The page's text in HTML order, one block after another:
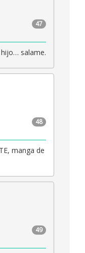
47
salame.
48
manga de
49